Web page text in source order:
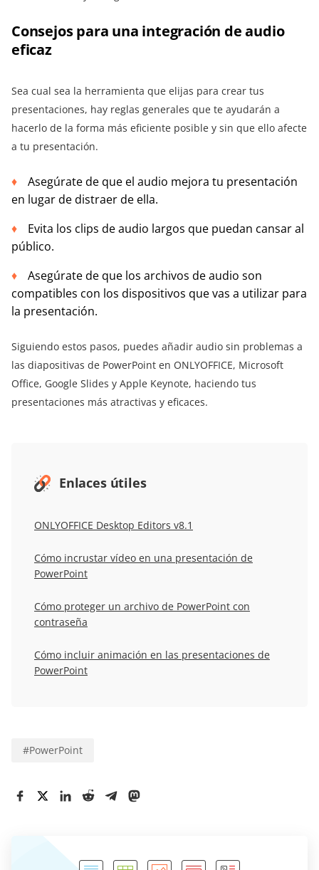
Consejos para una integración de audio
eficaz
Sea cual sea la herramienta que elijas para crear tus
presentaciones, hay reglas generales que te ayudarán a
hacerlo de la forma más eficiente posible y sin que ello afecte
a tu presentación.
Asegúrate de que el audio mejora tu presentación
en lugar de distraer de ella.
Evita los clips de audio largos que puedan cansar al
público.
Asegúrate de que los archivos de audio son
compatibles con los dispositivos que vas a utilizar para
la presentación.
Siguiendo estos pasos, puedes añadir audio sin problemas a
las diapositivas de PowerPoint en ONLYOFFICE, Microsoft
Office, Google Slides y Apple Keynote, haciendo tus
presentaciones más atractivas y eficaces.
Enlaces útiles
ONLYOFFICE Desktop Editors v8.1
Cómo incrustar vídeo en una presentación de
PowerPoint
Cómo proteger un archivo de PowerPoint con
contraseña
Cómo incluir animación en las presentaciones de
PowerPoint
#PowerPoint